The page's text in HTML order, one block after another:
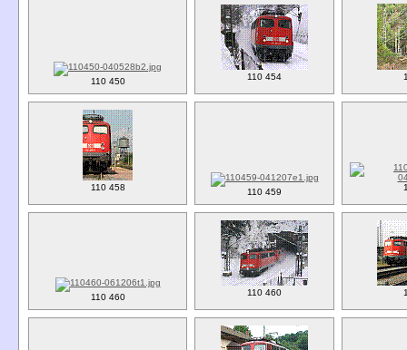
110 450 110 454
110 458 110 459
110 460 110 460